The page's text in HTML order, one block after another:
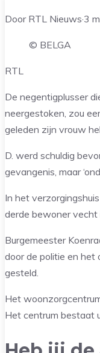
Door RTL Nieuws·3
© BELGA
RTL
De negentigplusser
neergestoken, zou
geleden zijn vrouw
D. werd schuldig
gevangenis, maar
In het
derde bewoner vecht
Burgemeester
door de politie en het
gesteld.
Het
Het centrum bestaat